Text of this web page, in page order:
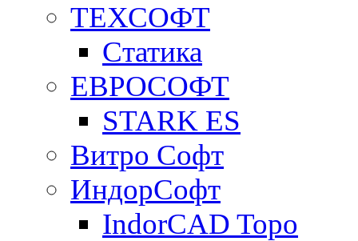
ТЕХСОФТ
Статика
ЕВРОСОФТ
STARK ES
Витро Софт
ИндорСофт
IndorCAD Topo